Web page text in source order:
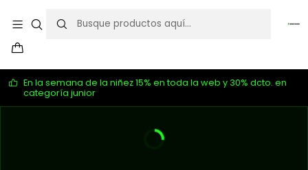
En la semana de la niñez 15% en toda la web y 30% dcto. en
categoría junior